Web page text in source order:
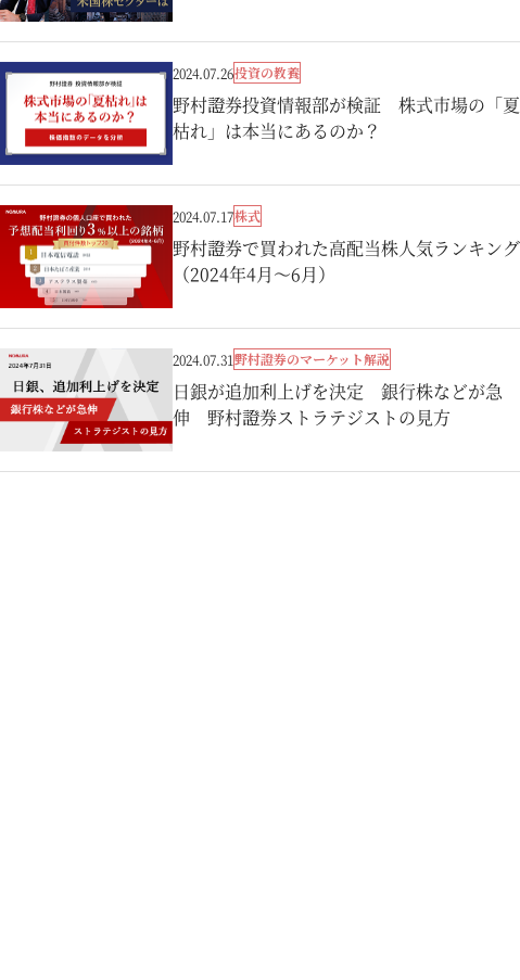
2024.07.26投資の教養
野村證券投資情報部が検証 株式市場の「夏
枯れ」は本当にあるのか？
2024.07.17株式
野村證券で買われた高配当株人気ランキング
（2024年4月～6月）
2024.07.31野村證券のマーケット解説
日銀が追加利上げを決定 銀行株などが急
伸 野村證券ストラテジストの見方